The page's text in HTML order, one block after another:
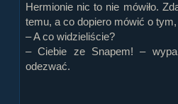
Hermionie nic to nie mówiło.
temu, a co dopiero mówić o
– A co widzieliście?
– Ciebie ze Snapem! –
odezwać.